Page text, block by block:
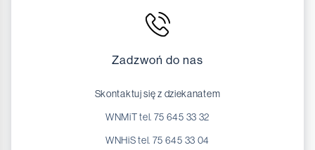
Zadzwoń do nas
Skontaktuj się z dziekanatem
WNMiT tel. 75 645 33 32
WNHiS tel. 75 645 33 04